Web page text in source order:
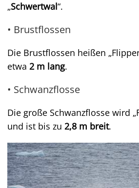
„Schwertwal“.
• Brustflossen
Die Brustflossen heißen
etwa 2 m lang.
• Schwanzflosse
Die große Schwanzflosse wird
und ist bis zu 2,8 m breit.